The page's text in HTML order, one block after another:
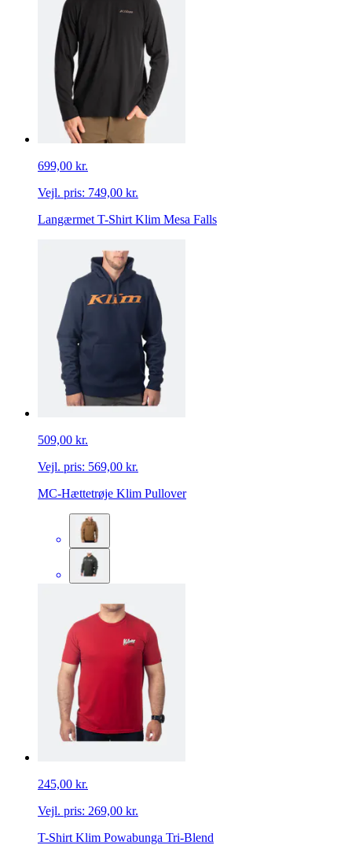
699,00 kr.
Vejl. pris: 749,00 kr.
Langærmet T-Shirt Klim Mesa Falls
509,00 kr.
Vejl. pris: 569,00 kr.
MC-Hættetrøje Klim Pullover
245,00 kr.
Vejl. pris: 269,00 kr.
T-Shirt Klim Powabunga Tri-Blend